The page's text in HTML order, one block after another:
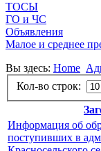
ТОСЫ
ГО и ЧС
Объявления
Малое и среднее
Вы здесь: Home
Кол-во строк:
Информация об
поступивших в